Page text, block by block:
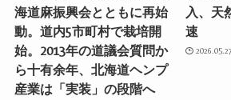
海道麻振興会とともに再始
動。道内5市町村で栽培開
始。2013年の道議会質問か
ら十有余年、北海道ヘンプ
産業は「実装」の段階へ
入、天
速
2026.05.27